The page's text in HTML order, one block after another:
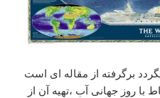
برگرفته از مقاله ای است
سال ۱۳۷۵در ارتباط با روز جهانی آب ،تهیه آن از